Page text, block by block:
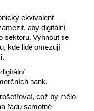
ekvivalent
aby digitální
sektoru. Vyhnout se
kde lidé omezují
bank.
což by mělo
řadu samotné